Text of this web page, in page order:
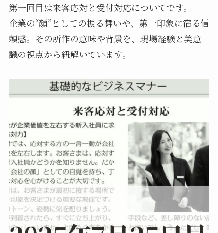
第一回目は来客応対と受付対応についてです。
企業の“顔”としての振る舞いや、第一印象に宿る信
頼感。その所作の意味や背景を、現場経験と美意
識の視点から紐解いています。